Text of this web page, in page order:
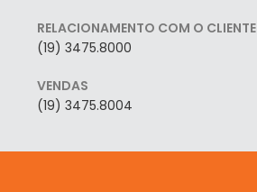
RELACIONAMENTO COM O CLIENTE
(19) 3475.8000
VENDAS
(19) 3475.8004